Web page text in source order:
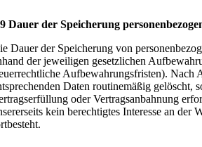
Dauer der Speicherung
Dauer der Speicherung von
der jeweiligen gesetzlichen
Aufbewahrungsfristen). Nach
Daten routinemäßig gelöscht,
oder Vertragsanbahnung
kein berechtigtes Interesse an der